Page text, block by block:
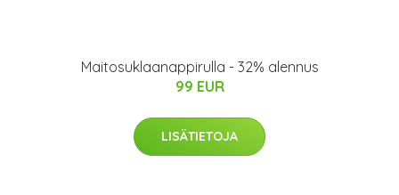
Maitosuklaanappirulla - 32% alennus
99 EUR
LISÄTIETOJA